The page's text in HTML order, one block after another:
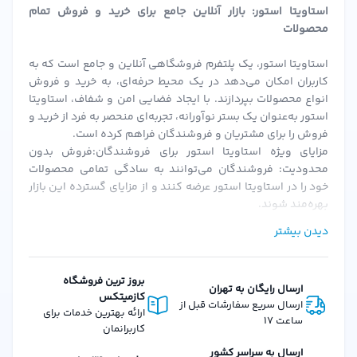
آیا این عطر برای پوست‌های حساس مناسب است؟
پوست‌ها مناسب است. اما در صورت داشتن حساسیت خاص،
ابتدا تست پوستی انجام دهید.
آیا این محصول اورجینال است؟
تمام محصولات عرضه شده در استاویتا استوراورجینال بوده و با
گارانتی اصالت کالا ارائه می‌شوند.
آیا امکان ارسال به شهرستان وجود دارد؟
عطردالچی گابانا مدل Pour Femme حجم 50 میلی‌لیتر
گرم و جذاب خود، می‌تواند انتخاب مناسبی برای بانوانی باشد
که به دنبال یک عطر ماندگار و خاص هستند. این محصول با
استاویتا استور: بازار آنلاین جامع برای خرید و فروش تمام
محصولات
استاویتا استور، یک پلتفرم فروشگاهی آنلاین و جامع است که به
کاربران امکان می‌دهد در یک محیط حرفه‌ای، به خرید و فروش
انواع محصولات بپردازند. با ایجاد فضایی امن و شفاف، استاویتا
استور به‌عنوان یک بستر نوآورانه، تجربه‌ای منحصر به فرد از خرید و
فروش را برای مشتریان و فروشندگان فراهم کرده است.
مزایای ویژه استاویتا استور برای فروشندگان:فروش بدون
محدودیت: فروشندگان می‌توانند به سادگی تمامی محصولات
خود را در استاویتا استور عرضه کنند و از مزایای گسترده این بازار
بهره‌مند شوند.
فروشندگان می‌توانند به سرعت فعالیت خود را آغاز کنند.
کمیسیون‌های منعطف: استاویتا استور با ارائه کمیسیون‌های
قابل تنظیم، شرایطی را فراهم می‌کند که فروشندگان بتوانند به
بهترین نحو از پلتفرم استفاده کنند.
امکانات و ویژگی‌های استاویتا استور برای مشتریان:تنوع گسترده
محصولات: از لوازم آرایشی، بهداشتی، عطرها و محصولات دیگر، تا
کالاهای دیجیتال و فیزیکی، استاویتا استور همه نیازهای شما را
دیدن بیشتر
ارسال رایگان به تهران
ارسال سریع سفارشات قبل از
ساعت 17
بروز ترین فروشگاه
کازمیتکس
ارائه بهترین خدمات برای
کاربرانمان
ارسال به سراسر کشور